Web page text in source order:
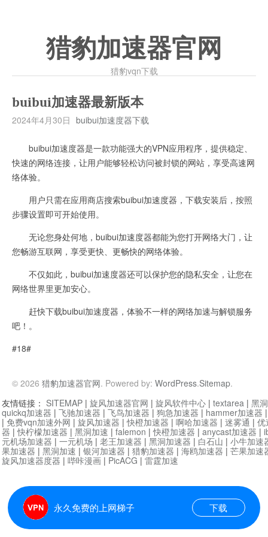
猎豹加速器官网
猎豹vqn下载
buibui加速器最新版本
2024年4月30日 buibui加速度器下载
buibui加速度器是一款功能强大的VPN应用程序，提供稳定、
快速的网络连接，让用户能够轻松访问被封锁的网站，享受高速网
络体验。
用户只需在应用商店搜索buibui加速度器，下载安装后，按照
步骤设置即可开始使用。
无论您身处何地，buibui加速度器都能为您打开网络大门，让
您畅游互联网，享受更快、更畅快的网络体验。
不仅如此，buibui加速度器还可以保护您的隐私安全，让您在
网络世界里更加安心。
赶快下载buibui加速度器，体验不一样的网络加速与解锁服务
吧！。
#18#
© 2026 猎豹加速器官网. Powered by: WordPress.Sitemap.
永久免费的上网梯子 下载
友情链接： SITEMAP | 旋风加速器官网 | 旋风软件中心 | textarea | 黑
quickq加速器 | 飞驰加速器 | 飞鸟加速器 | 狗急加速器 | hammer加速器
| 免费vqn加速外网 | 旋风加速器 |快橙加速器 | 啊哈加速器 | 迷雾通 | 优
器 |快柠檬加速器 | 黑洞加速 | falemon |快橙加速器 | anycast加速器 |
元机场加速器 | 一元机场 | 老王加速器 | 黑洞加速器 | 白石山 | 小牛加速
果加速器 | 黑洞加速 | 银河加速器 | 猎豹加速器 | 海鸥加速器 | 芒果加速
旋风加速器度器 | 哔咔漫画 | PicACG | 雷霆加速